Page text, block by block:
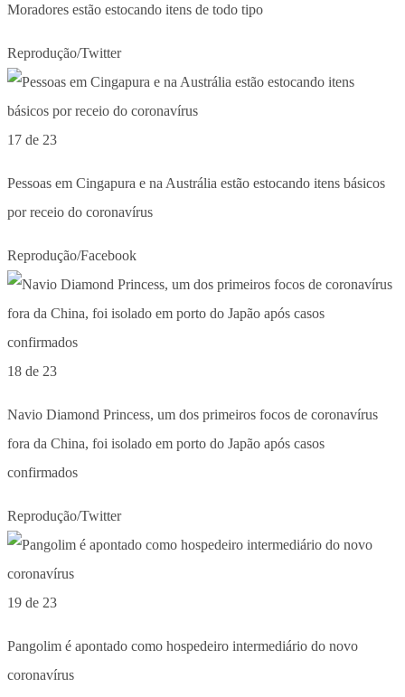
Moradores estão estocando itens de todo tipo
Reprodução/Twitter
17 de 23
Pessoas em Cingapura e na Austrália estão estocando itens básicos
por receio do coronavírus
Reprodução/Facebook
18 de 23
Navio Diamond Princess, um dos primeiros focos de coronavírus
fora da China, foi isolado em porto do Japão após casos
confirmados
Reprodução/Twitter
19 de 23
Pangolim é apontado como hospedeiro intermediário do novo
coronavírus